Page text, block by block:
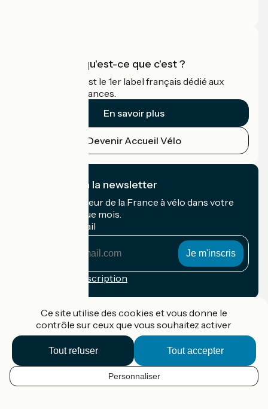
FR
Accueil Vélo qu'est-ce que c'est ?
Accueil Vélo c'est le 1er label français dédié aux
cyclistes en vacances.
En savoir plus
Devenir Accueil Vélo
Je m'abonne à la newsletter
Recevez le meilleur de la France à vélo dans votre
boîte mail chaque mois.
Mon adresse mail
Conditions d'inscription
Accueil Vélo Pro
Contact
Mentions légales
Ce site utilise des cookies et vous donne le
contrôle sur ceux que vous souhaitez activer
Tout accepter
Tout refuser
Personnaliser